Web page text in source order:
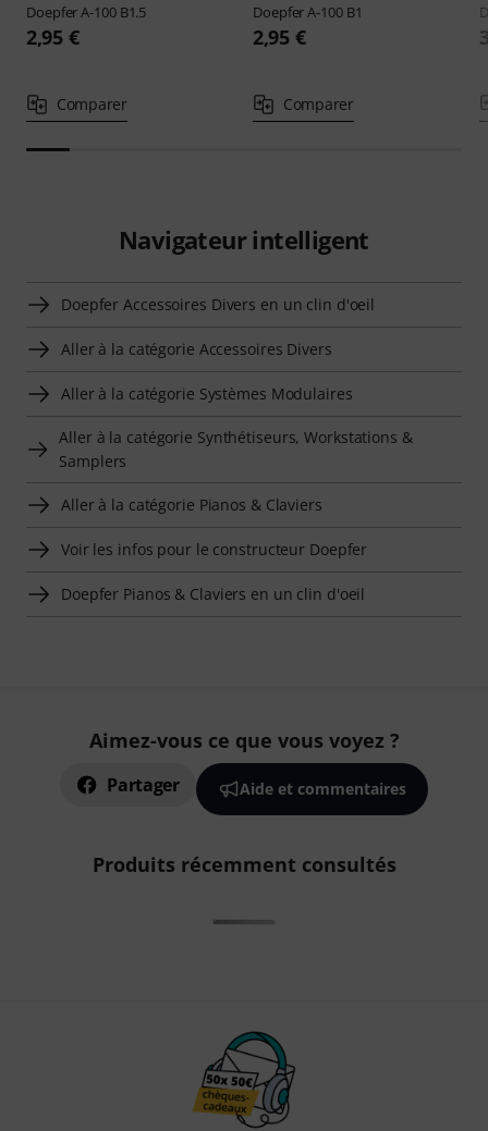
DoepferA-100 B1.5
2,95 €
Comparer
DoepferA-100 B1
2,95 €
Comparer
Navigateur intelligent
Doepfer Accessoires Divers en un clin d'oeil
Aller à la catégorie Accessoires Divers
Aller à la catégorie Systèmes Modulaires
Aller à la catégorie Synthétiseurs, Workstations &
Samplers
Aller à la catégorie Pianos & Claviers
Voir les infos pour le constructeur Doepfer
Doepfer Pianos & Claviers en un clin d'oeil
Aimez-vous ce que vous voyez ?
Partager Aide et commentaires
Produits récemment consultés